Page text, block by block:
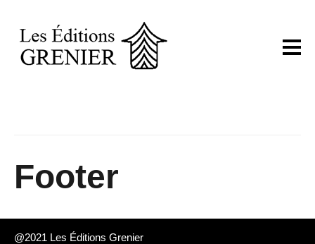
Footer
@2021 Les Éditions Grenier